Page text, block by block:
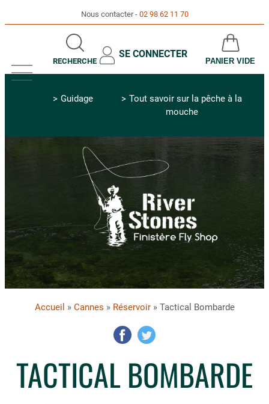
Nous contacter 02 98 62 11 70
RECHERCHE
SE CONNECTER
PANIER VIDE
Guidage
Tout savoir sur la pêche à la
mouche
Accueil » Cannes » Réservoir» Tactical Bombarde
TACTICAL BOMBARDE